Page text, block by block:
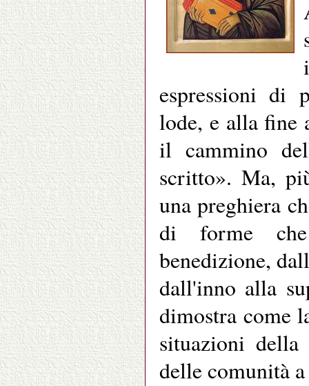
espressioni di
lode, e alla fine
il cammino
scritto». Ma,
una preghiera
di forme
benedizione,
dall'inno alla
dimostra come
situazioni
delle comunità